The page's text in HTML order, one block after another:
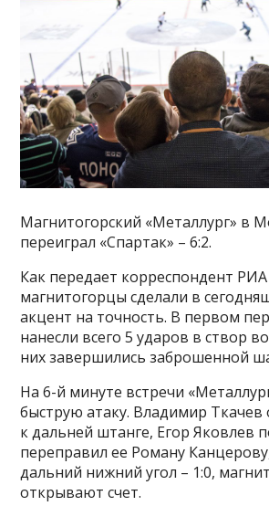
Магнитогорский «Металлург» в
переиграл «Спартак» – 6:2.
Как передает корреспондент РИА
магнитогорцы сделали в
акцент на точность. В первом
нанесли всего 5 ударов в створ
них завершились заброшенной
На 6-й минуте встречи
быструю атаку. Владимир
к дальней штанге, Егор Яковлев
переправил ее Роману
дальний нижний угол – 1:0,
открывают счет.